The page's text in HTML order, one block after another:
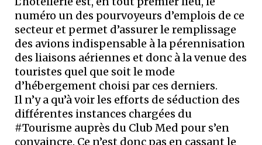
numéro un des pourvoyeurs d’emplois de ce
secteur et permet d’assurer le remplissage
des avions indispensable à la pérennisation
des liaisons aériennes et donc à la venue des
touristes quel que soit le mode
d’hébergement choisi par ces derniers.
Il n’y a qu’à voir les efforts de séduction des
différentes instances chargées du
#Tourisme auprès du Club Med pour s’en
convaincre. Ce n’est donc pas en cassant le